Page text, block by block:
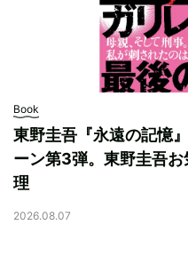
Book
東野圭吾『永遠の記憶
ーン第3弾。東野圭吾
理
2026.08.07